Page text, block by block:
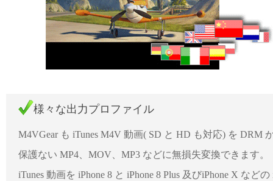
様々な出力プロファイル
M4VGear も iTunes M4V 動画( SD と HD も対応) を DRM
保護ない MP4、MOV、MP3 などに無損失変換できます。
iTunes 動画を iPhone 8 と iPhone 8 Plus 及びiPhone X などの